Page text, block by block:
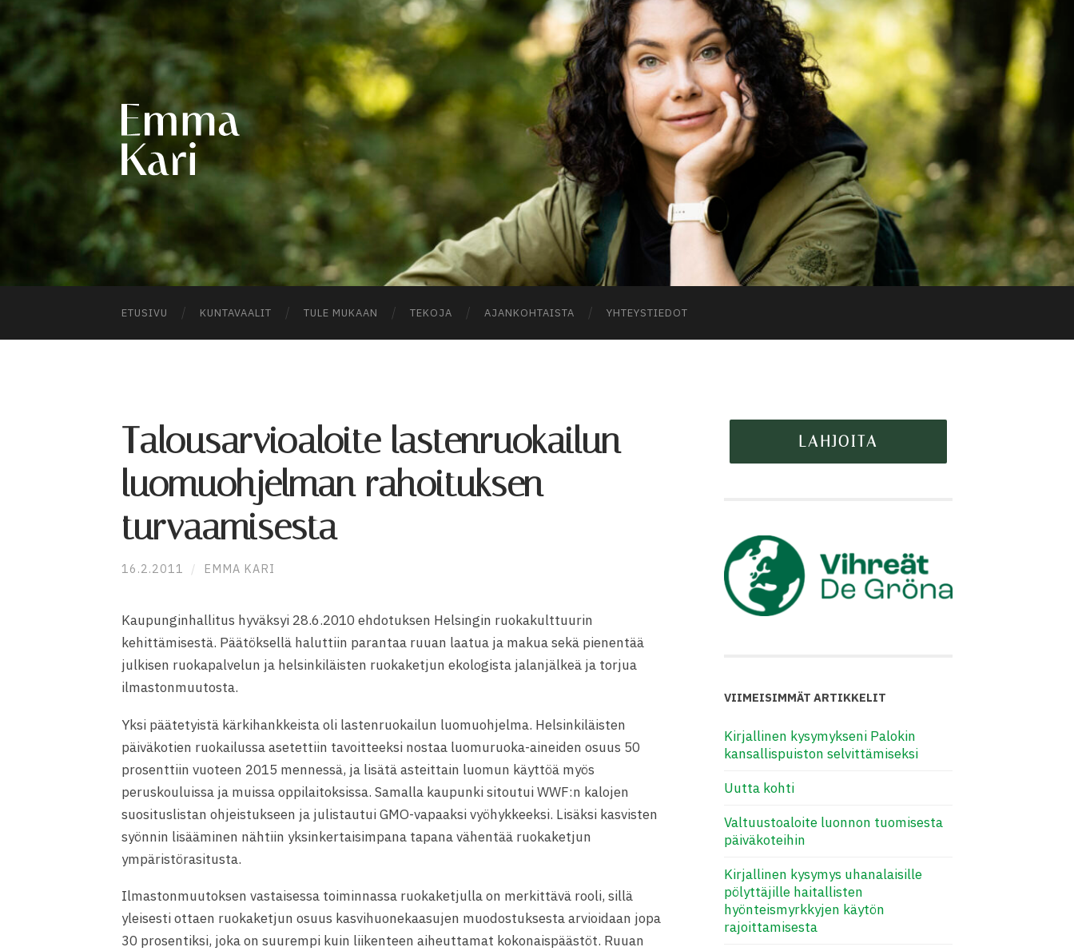
EMMA
KARI
ETUSIVU KUNTAVAALIT TULE MUKAAN TEKOJA AJANKOHTAISTA YHTEYSTIEDOT
Talousarvioaloite lastenruokailun
luomuohjelman rahoituksen
turvaamisesta
16.2.2011 / EMMA KARI
Kaupunginhallitus hyväksyi 28.6.2010 ehdotuksen Helsingin ruokakulttuurin
kehittämisestä. Päätöksellä haluttiin parantaa ruuan laatua ja makua sekä pienentää
julkisen ruokapalvelun ja helsinkiläisten ruokaketjun ekologista jalanjälkeä ja torjua
ilmastonmuutosta.
Yksi päätetyistä kärkihankkeista oli lastenruokailun luomuohjelma. Helsinkiläisten
päiväkotien ruokailussa asetettiin tavoitteeksi nostaa luomuruoka-aineiden osuus 50
prosenttiin vuoteen 2015 mennessä, ja lisätä asteittain luomun käyttöä myös
peruskouluissa ja muissa oppilaitoksissa. Samalla kaupunki sitoutui WWF:n kalojen
suosituslistan ohjeistukseen ja julistautui GMO-vapaaksi vyöhykkeeksi. Lisäksi kasvisten
syönnin lisääminen nähtiin yksinkertaisimpana tapana vähentää ruokaketjun
ympäristörasitusta.
Ilmastonmuutoksen vastaisessa toiminnassa ruokaketjulla on merkittävä rooli, sillä
yleisesti ottaen ruokaketjun osuus kasvihuonekaasujen muodostuksesta arvioidaan jopa
30 prosentiksi, joka on suurempi kuin liikenteen aiheuttamat kokonaispäästöt. Ruuan
VIIMEISIMMÄT ARTIKKELIT
Kirjallinen kysymykseni Palokin
kansallispuiston selvittämiseksi
Uutta kohti
Valtuustoaloite luonnon tuomisesta
päiväkoteihin
Kirjallinen kysymys uhanalaisille
pölyttäjille haitallisten
hyönteismyrkkyjen käytön
rajoittamisesta